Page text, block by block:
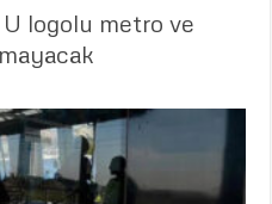
U logolu metro ve